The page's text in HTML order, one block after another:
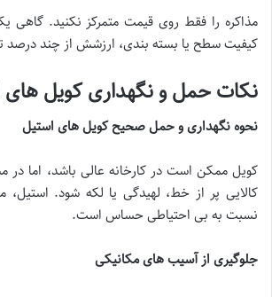
مذاکره را فقط روی قیمت متمرکز نکنید.
کیفیت سطح یا بسته بندی، ارزشش از چند
نکات حمل و نگهداری کویل های
نحوه نگهداری و حمل صحیح کویل های استیل
کویل ممکن است در کارخانه عالی باشد، اما در
کالایی پر از خط، لهیدگی یا لکه شود.
نسبت به بی احتیاطی حساس است.
جلوگیری از آسیب های مکانیکی